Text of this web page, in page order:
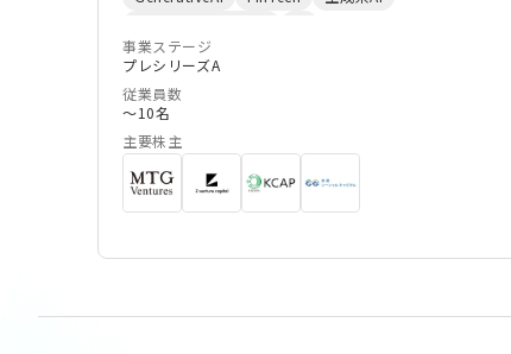
『cizucu(シズク)』は、クリエイターが自由に表現
し、発信する機会を、そして企業・ブランドがブラ
ンディングに必要な写真を提供しています。写真を
きっかけとした出会いから、これまでのアタリマエ
を超える共創を生み出します。
事業ステージ
プレシリーズA
従業員数
〜10名
主要株主